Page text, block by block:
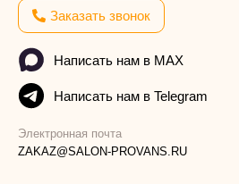
Заказать звонок
Написать нам в MAX
Написать нам в Telegram
Электронная почта
ZAKAZ@SALON-PROVANS.RU